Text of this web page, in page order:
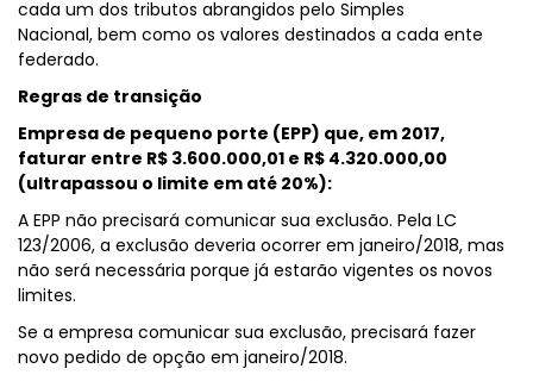
cada um dos tributos abrangidos pelo Simples
Nacional, bem como os valores destinados a cada ente
federado.
Regras de transição
Empresa de pequeno porte (EPP) que, em 2017,
faturar entre R$ 3.600.000,01 e R$ 4.320.000,00
(ultrapassou o limite em até 20%):
A EPP não precisará comunicar sua exclusão. Pela LC
123/2006, a exclusão deveria ocorrer em janeiro/2018, mas
não será necessária porque já estarão vigentes os novos
limites.
Se a empresa comunicar sua exclusão, precisará fazer
novo pedido de opção em janeiro/2018.